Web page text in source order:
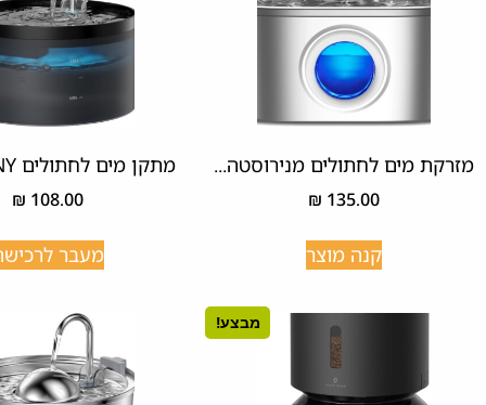
מזרקת מים לחתולים מנירוסטה...
₪ 135.00
קנה מוצר
מתקן מים לחתולים BEMOONY
₪ 108.00
מעבר
מבצע!